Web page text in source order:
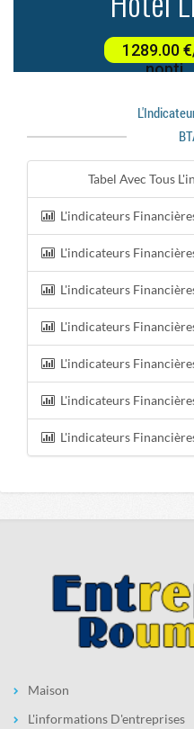
Tabel Avec Tous
L'indicateurs
L'indicateurs
L'indicateurs
L'indicateurs
L'indicateurs
L'indicateurs
L'indicateurs
Maison
L'informations D'entreprises